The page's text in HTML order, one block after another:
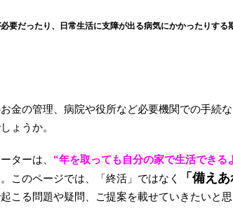
要だったり、日常生活に支障が出る病気にかかったりする
金の管理、病院や役所など必要機関での手続
ょうか。
ターは、 “年を取っても自分の家で生活できる
このページでは、「終活」ではなく
「備え
こる問題や疑問、ご提案を載せていきたいと